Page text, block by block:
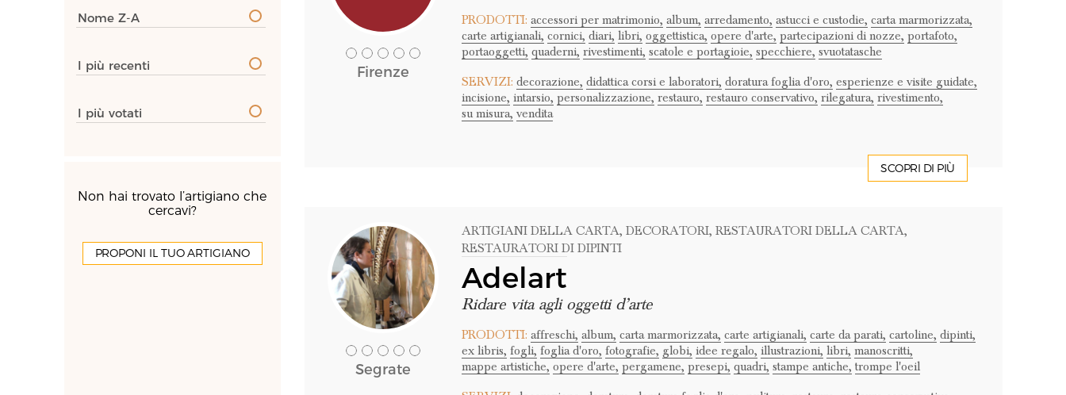
Nome Z-A
I più recenti
I più votati
Non hai trovato l’artigiano che
cercavi?
PROPONI IL TUO ARTIGIANO
Firenze
PRODOTTI: accessori per matrimonio, album, arredamento, astucci e custodie, carta marmorizzata,
carte artigianali, cornici, diari, libri, oggettistica, opere d'arte, partecipazioni di nozze, portafoto,
portaoggetti, quaderni, rivestimenti, scatole e portagioie, specchiere, svuotatasche
SERVIZI: decorazione, didattica corsi e laboratori, doratura foglia d'oro, esperienze e visite guidate,
incisione, intarsio, personalizzazione, restauro, restauro conservativo, rilegatura, rivestimento,
su misura, vendita
SCOPRI DI PIÙ
Segrate
ARTIGIANI DELLA CARTA, DECORATORI, RESTAURATORI DELLA CARTA,
RESTAURATORI DI DIPINTI
Adelart
Ridare vita agli oggetti d’arte
PRODOTTI: affreschi, album, carta marmorizzata, carte artigianali, carte da parati, cartoline, dipinti,
ex libris, fogli, foglia d'oro, fotografie, globi, idee regalo, illustrazioni, libri, manoscritti,
mappe artistiche, opere d'arte, pergamene, presepi, quadri, stampe antiche, trompe l'oeil